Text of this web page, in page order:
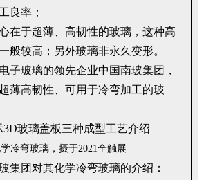
良率；
在于超薄、高韧性的玻璃，这种高
般较高；另外玻璃非永久变形。
子玻璃的领先企业中国南玻集团，
薄高韧性、可用于冷弯加工的玻
冷弯玻璃，摄于2021全触展
集团对其化学冷弯玻璃的介绍：